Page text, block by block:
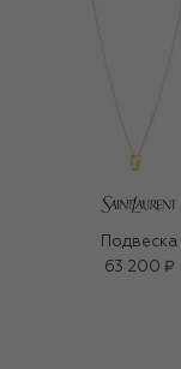
Подвеска
63 200 ₽